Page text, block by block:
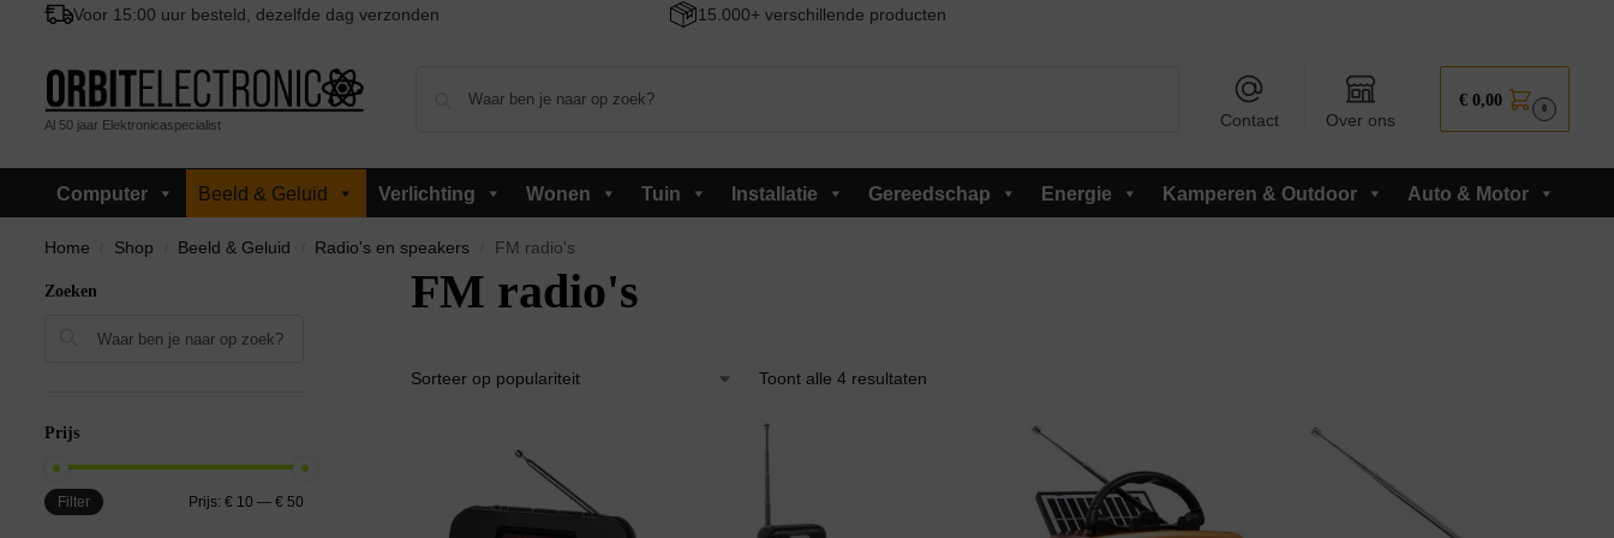
Voor 15:00 uur besteld, dezelfde dag verzonden 15.000+ verschillende producten
Al 50 jaar Elektronicaspecialist Contact Over ons
€ 0,00 0
Computer Beeld & Geluid Verlichting Wonen Tuin Installatie Gereedschap Energie Kamperen & Outdoor Auto & Motor
Home Shop Beeld & Geluid Radio's en speakers FM radio's
FM radio's
Toont alle 4 resultaten
Zoeken
Prijs
Filter Prijs: € 10 — € 50